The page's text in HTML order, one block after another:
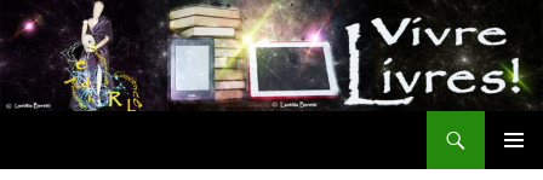
Aller
au
contenu